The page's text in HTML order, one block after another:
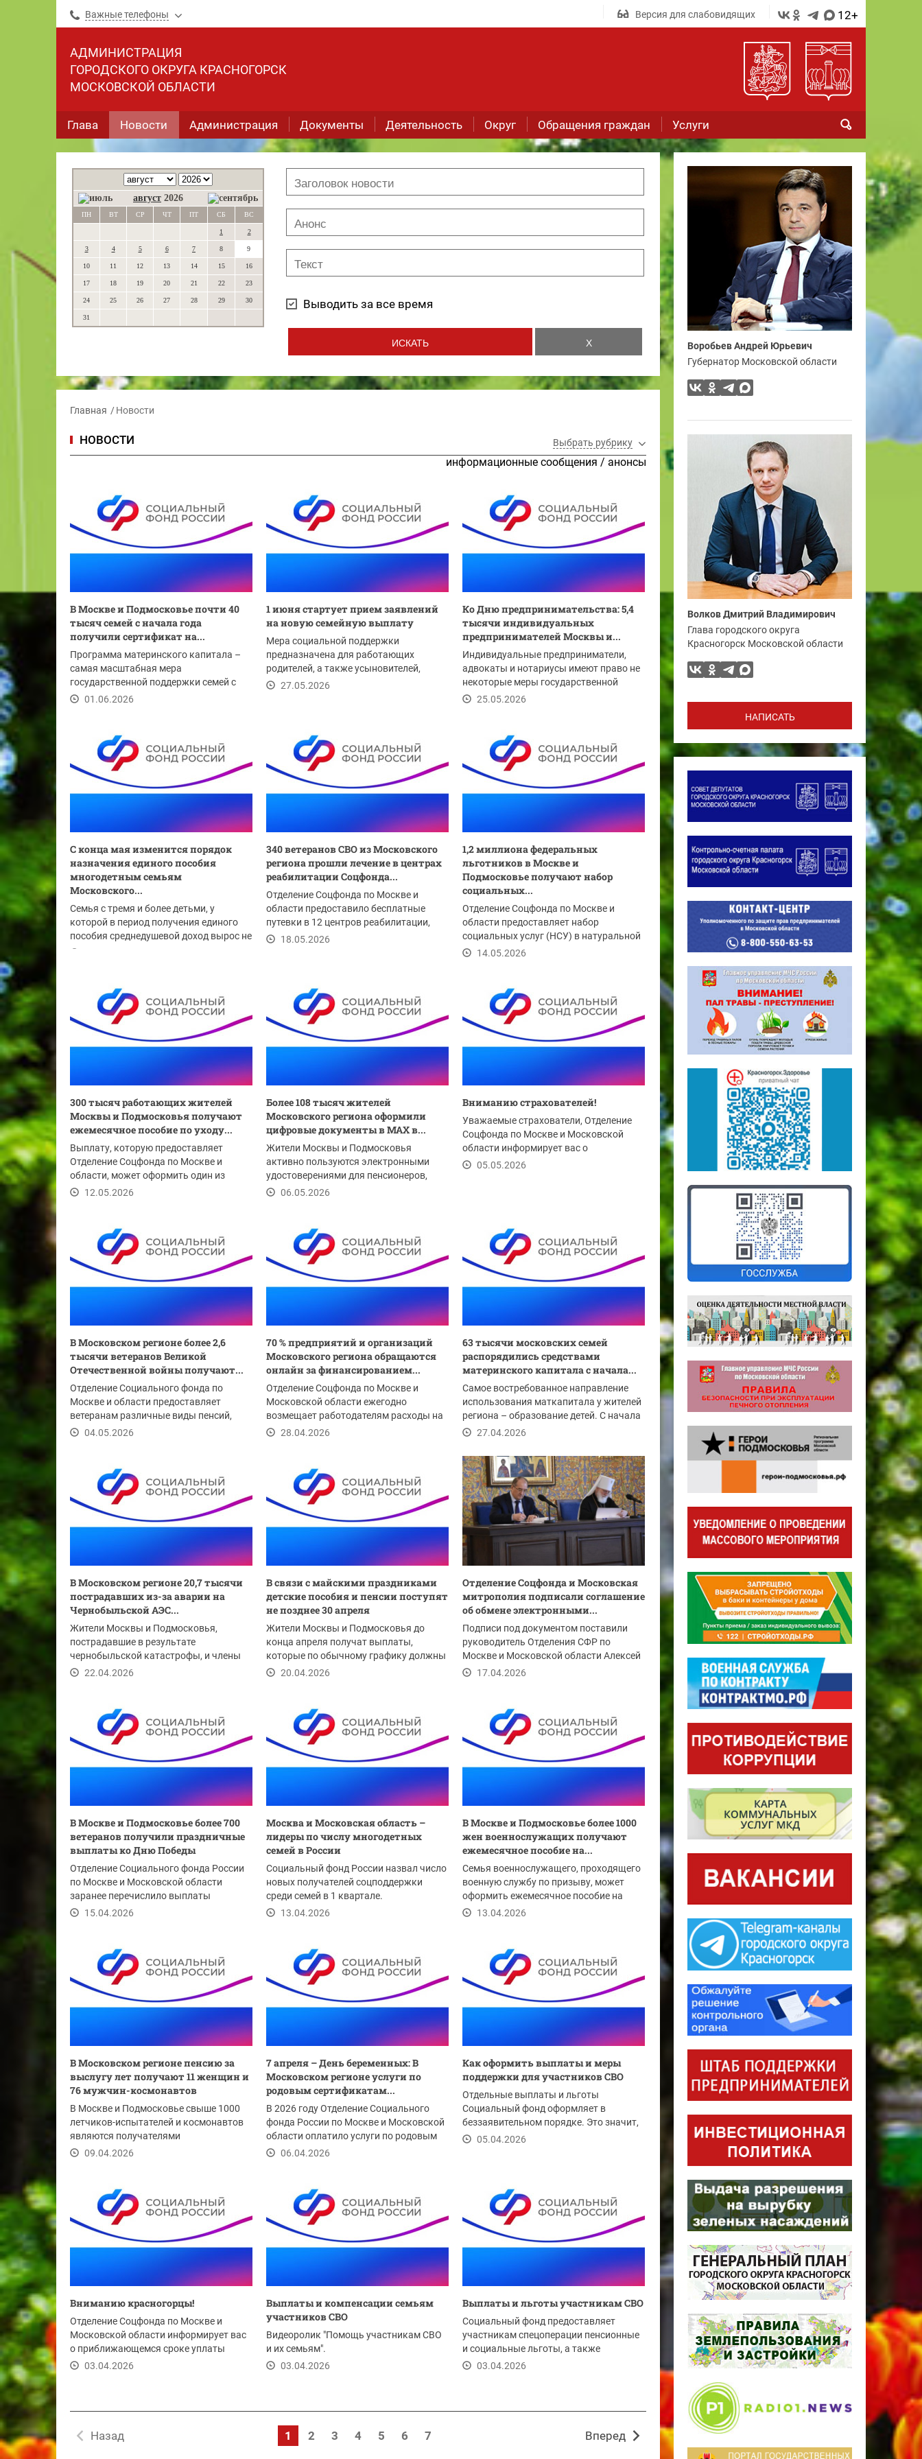
Важные телефоны Версия для слабовидящих 12+
АДМИНИСТРАЦИЯ
ГОРОДСКОГО ОКРУГА КРАСНОГОРСК
МОСКОВСКОЙ ОБЛАСТИ
Глава Новости Администрация Документы Деятельность Округ Обращения граждан Услуги
август 2026
ПН ВТ СР ЧТ ПТ СБ ВС
1 2
3 4 5 6 7 8 9
10 11 12 13 14 15 16
17 18 19 20 21 22 23
24 25 26 27 28 29 30
31
Выводить за все время
Главная Новости
НОВОСТИ Выбрать рубрику
информационные сообщения / анонсы
В Москве и Подмосковье почти 40
тысяч семей с начала года
получили сертификат на...
Программа материнского капитала –
самая масштабная мера
государственной поддержки семей с
детьми, которую реализует...
01.06.2026
1 июня стартует прием заявлений
на новую семейную выплату
Мера социальной поддержки
предназначена для работающих
родителей, а также усыновителей,
опекунов или попечителей,...
27.05.2026
Ко Дню предпринимательства: 5,4
тысячи индивидуальных
предпринимателей Москвы и...
Индивидуальные предприниматели,
адвокаты и нотариусы имеют право не
некоторые меры государственной
поддержки в связи...
25.05.2026
С конца мая изменится порядок
назначения единого пособия
многодетным семьям
Московского...
Семья с тремя и более детьми, у
которой в период получения единого
пособия среднедушевой доход вырос не
более чем на...
340 ветеранов СВО из Московского
региона прошли лечение в центрах
реабилитации Соцфонда...
Отделение Соцфонда по Москве и
области предоставило бесплатные
путевки в 12 центров реабилитации,
расположенных в...
18.05.2026
1,2 миллиона федеральных
льготников в Москве и
Подмосковье получают набор
социальных...
Отделение Соцфонда по Москве и
области предоставляет набор
социальных услуг (НСУ) в натуральной
форме и денежном...
14.05.2026
300 тысяч работающих жителей
Москвы и Подмосковья получают
ежемесячное пособие по уходу...
Выплату, которую предоставляет
Отделение Соцфонда по Москве и
области, может оформить один из
родителей, бабушка,...
12.05.2026
Более 108 тысяч жителей
Московского региона оформили
цифровые документы в MAX в...
Жители Москвы и Подмосковья
активно пользуются электронными
удостоверениями для пенсионеров,
граждан с инвалидностью...
06.05.2026
Вниманию страхователей!
Уважаемые страхователи, Отделение
Соцфонда по Москве и Московской
области информирует вас о
приближающемся сроке...
05.05.2026
В Московском регионе более 2,6
тысячи ветеранов Великой
Отечественной войны получают...
Отделение Социального фонда по
Москве и области предоставляет
ветеранам различные виды пенсий,
ежемесячную денежную...
04.05.2026
70 % предприятий и организаций
Московского региона обращаются
онлайн за финансированием...
Отделение Соцфонда по Москве и
Московской области ежегодно
возмещает работодателям расходы на
проведение мероприятий...
28.04.2026
63 тысячи московских семей
распорядились средствами
материнского капитала с начала...
Самое востребованное направление
использования маткапитала у жителей
региона – образование детей. С начала
года его...
27.04.2026
В Московском регионе 20,7 тысячи
пострадавших из-за аварии на
Чернобыльской АЭС...
Жители Москвы и Подмосковья,
пострадавшие в результате
чернобыльской катастрофы, и члены
их семей получают от...
22.04.2026
В связи с майскими праздниками
детские пособия и пенсии поступят
не позднее 30 апреля
Жители Москвы и Подмосковья до
конца апреля получат выплаты,
которые по обычному графику должны
были поступить на...
20.04.2026
Отделение Соцфонда и Московская
митрополия подписали соглашение
об обмене электронными...
Подписи под документом поставили
руководитель Отделения СФР по
Москве и Московской области Алексей
Путин и Митрополит...
17.04.2026
В Москве и Подмосковье более 700
ветеранов получили праздничные
выплаты ко Дню Победы
Отделение Социального фонда России
по Москве и Московской области
заранее перечислило выплаты
ветеранам в честь 81-й...
15.04.2026
Москва и Московская область –
лидеры по числу многодетных
семей в России
Социальный фонд России назвал число
новых получателей соцподдержки
среди семей в 1 квартале.
13.04.2026
В Москве и Подмосковье более 1000
жен военнослужащих получают
ежемесячное пособие на...
Семья военнослужащего, проходящего
военную службу по призыву, может
оформить ежемесячное пособие на
ребенка до 3 лет....
13.04.2026
В Московском регионе пенсию за
выслугу лет получают 11 женщин и
76 мужчин-космонавтов
В Москве и Подмосковье свыше 1000
летчиков-испытателей и космонавтов
являются получателями
государственной пенсии за...
09.04.2026
7 апреля – День беременных: В
Московском регионе услуги по
родовым сертификатам...
В 2026 году Отделение Социального
фонда России по Москве и Московской
области оплатило услуги по родовым
сертификатам...
06.04.2026
Как оформить выплаты и меры
поддержки для участников СВО
Отдельные выплаты и льготы
Социальный фонд оформляет в
беззаявительном порядке. Это значит,
что для их получения...
05.04.2026
Вниманию красногорцы!
Отделение Соцфонда по Москве и
Московской области информирует вас
о приближающемся сроке уплаты
страховых взносов на...
03.04.2026
Выплаты и компенсации семьям
участников СВО
Видеоролик "Помощь участникам СВО
и их семьям".
03.04.2026
Выплаты и льготы участникам СВО
Социальный фонд предоставляет
участникам спецоперации пенсионные
и социальные льготы, а также
технические средства...
03.04.2026
1 2 3 4 5 6 7
Назад Вперед
Воробьев Андрей Юрьевич
Губернатор Московской области
Волков Дмитрий Владимирович
Глава городского округа
Красногорск Московской области
НАПИСАТЬ